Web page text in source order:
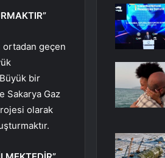
geçen
bir
Sakarya Gaz
olarak